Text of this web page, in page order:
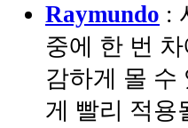
Raymundo :
중에 한 번
감하게 몰 수
게 빨리 적용